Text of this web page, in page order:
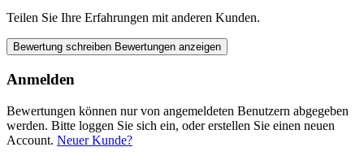
Teilen Sie Ihre Erfahrungen mit anderen Kunden.
Bewertung schreiben Bewertungen anzeigen
Anmelden
Bewertungen können nur von angemeldeten Benutzern abgegeben
werden. Bitte loggen Sie sich ein, oder erstellen Sie einen neuen
Account. Neuer Kunde?